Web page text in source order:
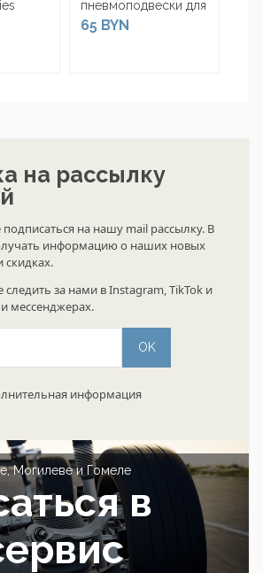
пневмоподвески для
Jaguar XJ6/XJ8
65 BYN
на рассылку
на нашу mail рассылку. В
информацию о наших новых
скидках.
за нами вInstagram,TikTok и
мессенджерах.
информация
Могилеве и Гомеле
в